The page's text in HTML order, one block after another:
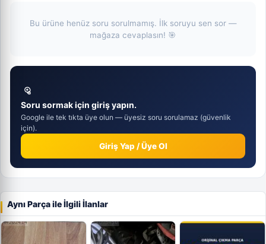
Bu ürüne henüz soru sorulmamış. İlk soruyu sen sor —
mağaza cevaplasın! 🎯
Soru sormak için giriş yapın.
Google ile tek tıkta üye olun — üyesiz soru sorulamaz (güvenlik
için).
Giriş Yap / Üye Ol
Aynı Parça ile İlgili İlanlar